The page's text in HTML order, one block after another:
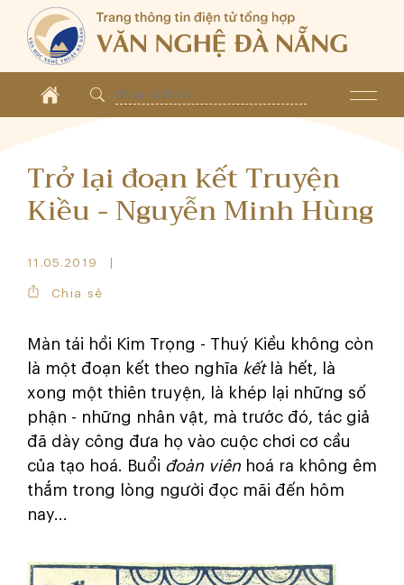
Trở lại đoạn kết Truyện
Kiều - Nguyễn Minh Hùng
11.05.2019
Chia sẻ
Màn tái hồi Kim Trọng - Thuý Kiều không còn
là một đoạn kết theo nghĩa kếtlà hết, là
xong một thiên truyện, là khép lại những số
phận - những nhân vật, mà trước đó, tác giả
đã dày công đưa họ vào cuộc chơi cơ cầu
của tạo hoá. Buổi đoàn viên hoá ra không êm
thắm trong lòng người đọc mãi đến hôm
nay...